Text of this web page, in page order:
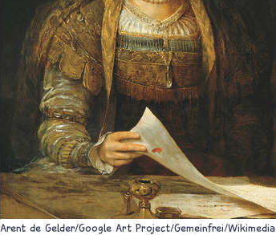
Arent de Gelder/Google Art Project/Gemeinfrei/Wikimedia